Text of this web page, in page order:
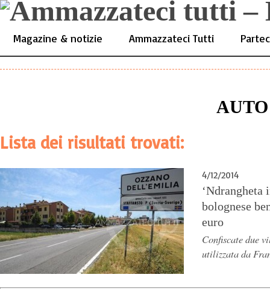
Magazine & notizie Ammazzateci Tutti
Lista dei risultati trovati:
4/12/2014
bolognese
euro
Confiscate due
utilizzata da